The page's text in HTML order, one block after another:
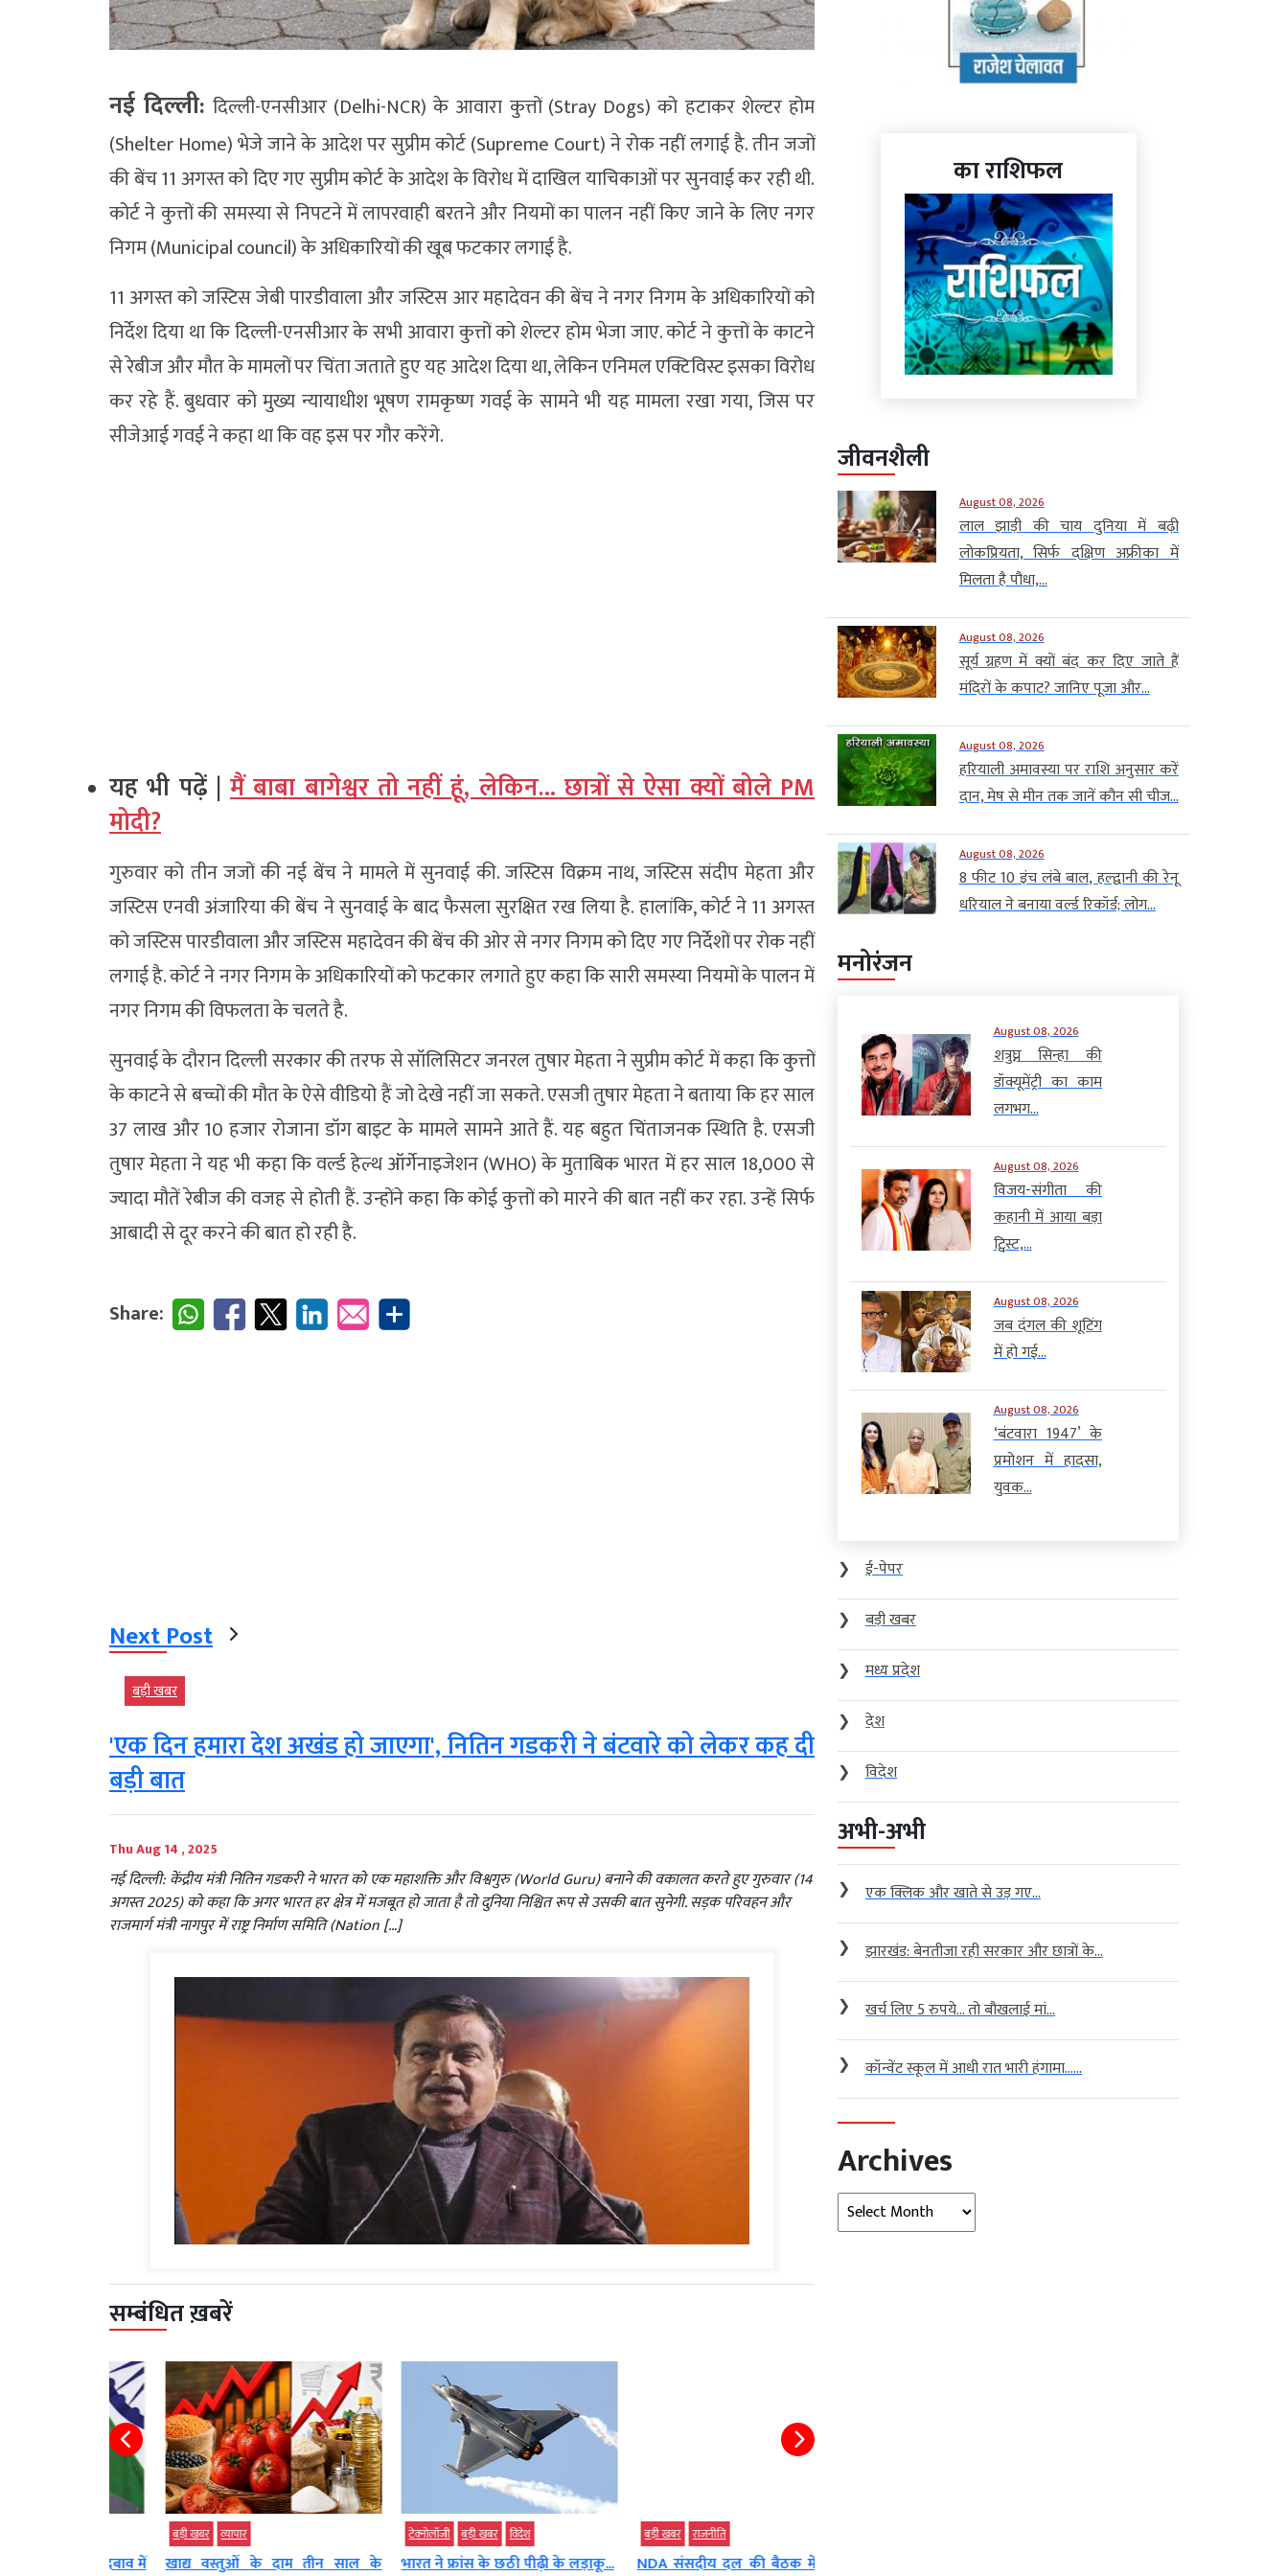
नई दिल्ली: दिल्ली-एनसीआर (Delhi-NCR) के आवारा कुत्तों (Stray Dogs) को हटाकर शेल्टर होम
(Shelter Home) भेजे जाने के आदेश पर सुप्रीम कोर्ट (Supreme Court) ने रोक नहीं लगाई है. तीन जजों
की बेंच 11 अगस्त को दिए गए सुप्रीम कोर्ट के आदेश के विरोध में दाखिल याचिकाओं पर सुनवाई कर रही थी.
कोर्ट ने कुत्तों की समस्या से निपटने में लापरवाही बरतने और नियमों का पालन नहीं किए जाने के लिए नगर
निगम (Municipal council) के अधिकारियों की खूब फटकार लगाई है.
11 अगस्त को जस्टिस जेबी पारडीवाला और जस्टिस आर महादेवन की बेंच ने नगर निगम के अधिकारियों को
निर्देश दिया था कि दिल्ली-एनसीआर के सभी आवारा कुत्तों को शेल्टर होम भेजा जाए. कोर्ट ने कुत्तों के काटने
से रेबीज और मौत के मामलों पर चिंता जताते हुए यह आदेश दिया था, लेकिन एनिमल एक्टिविस्ट इसका विरोध
कर रहे हैं. बुधवार को मुख्य न्यायाधीश भूषण रामकृष्ण गवई के सामने भी यह मामला रखा गया, जिस पर
सीजेआई गवई ने कहा था कि वह इस पर गौर करेंगे.
यह भी पढ़ें | मैं बाबा बागेश्वर तो नहीं हूं, लेकिन… छात्रों से ऐसा क्यों बोले PM
मोदी?
गुरुवार को तीन जजों की नई बेंच ने मामले में सुनवाई की. जस्टिस विक्रम नाथ, जस्टिस संदीप मेहता और
जस्टिस एनवी अंजारिया की बेंच ने सुनवाई के बाद फैसला सुरक्षित रख लिया है. हालांकि, कोर्ट ने 11 अगस्त
को जस्टिस पारडीवाला और जस्टिस महादेवन की बेंच की ओर से नगर निगम को दिए गए निर्देशों पर रोक नहीं
लगाई है. कोर्ट ने नगर निगम के अधिकारियों को फटकार लगाते हुए कहा कि सारी समस्या नियमों के पालन में
नगर निगम की विफलता के चलते है.
सुनवाई के दौरान दिल्ली सरकार की तरफ से सॉलिसिटर जनरल तुषार मेहता ने सुप्रीम कोर्ट में कहा कि कुत्तों
के काटने से बच्चों की मौत के ऐसे वीडियो हैं जो देखे नहीं जा सकते. एसजी तुषार मेहता ने बताया कि हर साल
37 लाख और 10 हजार रोजाना डॉग बाइट के मामले सामने आते हैं. यह बहुत चिंताजनक स्थिति है. एसजी
तुषार मेहता ने यह भी कहा कि वर्ल्ड हेल्थ ऑर्गेनाइजेशन (WHO) के मुताबिक भारत में हर साल 18,000 से
ज्यादा मौतें रेबीज की वजह से होती हैं. उन्होंने कहा कि कोई कुत्तों को मारने की बात नहीं कर रहा. उन्हें सिर्फ
आबादी से दूर करने की बात हो रही है.
Share:
Next Post
बड़ी खबर
'एक दिन हमारा देश अखंड हो जाएगा', नितिन गडकरी ने बंटवारे को लेकर कह दी
बड़ी बात
Thu Aug 14 , 2025
नई दिल्ली: केंद्रीय मंत्री नितिन गडकरी ने भारत को एक महाशक्ति और विश्वगुरु (World Guru) बनाने की वकालत करते हुए गुरुवार (14
अगस्त 2025) को कहा कि अगर भारत हर क्षेत्र में मजबूत हो जाता है तो दुनिया निश्चित रूप से उसकी बात सुनेगी. सड़क परिवहन और
राजमार्ग मंत्री नागपुर में राष्ट्र निर्माण समिति (Nation […]
सम्बंधित ख़बरें
व्‍यापार
खाद्य वस्तुओं के दाम तीन साल के
बड़ी खबर विदेश
भारत ने फ्रांस के छठी पीढ़ी के लड़ाकू...
राजनीति
NDA संसदीय दल की बैठक में पहली
का राशिफल
जीवनशैली
August 08, 2026
लाल झाड़ी की चाय दुनिया में बढ़ी
लोकप्रियता, सिर्फ दक्षिण अफ्रीका में
मिलता है पौधा,...
August 08, 2026
सूर्य ग्रहण में क्यों बंद कर दिए जाते हैं
मंदिरों के कपाट? जानिए पूजा और...
August 08, 2026
हरियाली अमावस्या पर राशि अनुसार करें
दान, मेष से मीन तक जानें कौन सी चीज...
August 08, 2026
8 फीट 10 इंच लंबे बाल, हल्द्वानी की रेनू
धरियाल ने बनाया वर्ल्ड रिकॉर्ड; लोग...
मनोरंजन
August 08, 2026
शत्रुघ्न सिन्हा की
डॉक्यूमेंट्री का काम
लगभग...
August 08, 2026
विजय-संगीता की
कहानी में आया बड़ा
ट्विस्ट,...
August 08, 2026
जब दंगल की शूटिंग
में हो गई...
August 08, 2026
‘बंटवारा 1947’ के
प्रमोशन में हादसा,
युवक...
❯
ई-पेपर
❯
बड़ी खबर
❯
मध्य प्रदेश
❯
देश
❯
विदेश
अभी-अभी
❯ एक क्लिक और खाते से उड़ गए...
❯ झारखंड: बेनतीजा रही सरकार और छात्रों के...
❯ खर्च लिए 5 रुपये… तो बौखलाई मां...
❯ कॉन्वेंट स्कूल में आधी रात भारी हंगामा…...
Archives
Archives